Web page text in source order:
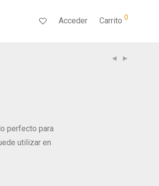
Acceder Carrito 0
perfecto para
utilizar en